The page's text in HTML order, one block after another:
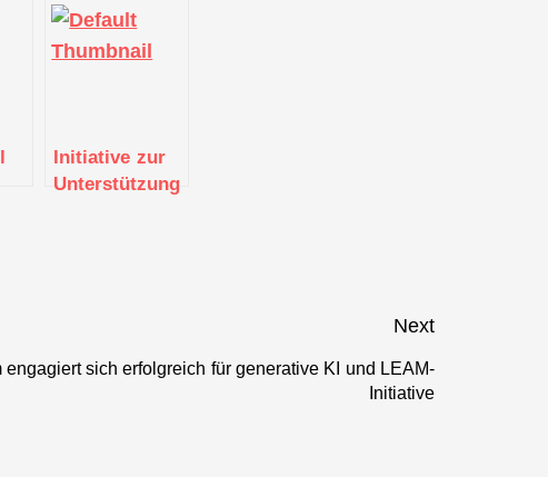
Initiative zur
Unterstützung
Next
Next
post:
engagiert sich erfolgreich für generative KI und LEAM-
Initiative